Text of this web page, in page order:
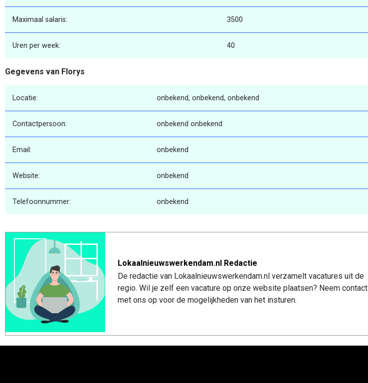
Maximaal salaris: 3500
Uren per week: 40
Gegevens van Florys
Locatie: onbekend, onbekend, onbekend
Contactpersoon: onbekend onbekend
Email: onbekend
Website: onbekend
Telefoonnummer: onbekend
Lokaalnieuwswerkendam.nl Redactie
De redactie van Lokaalnieuwswerkendam.nl verzamelt vacatures uit de
regio. Wil je zelf een vacature op onze website plaatsen? Neem contact
met ons op voor de mogelijkheden van het insturen.